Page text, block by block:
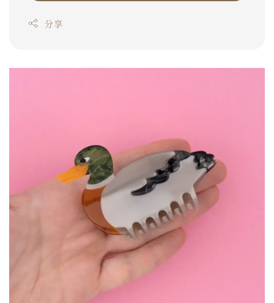
分享